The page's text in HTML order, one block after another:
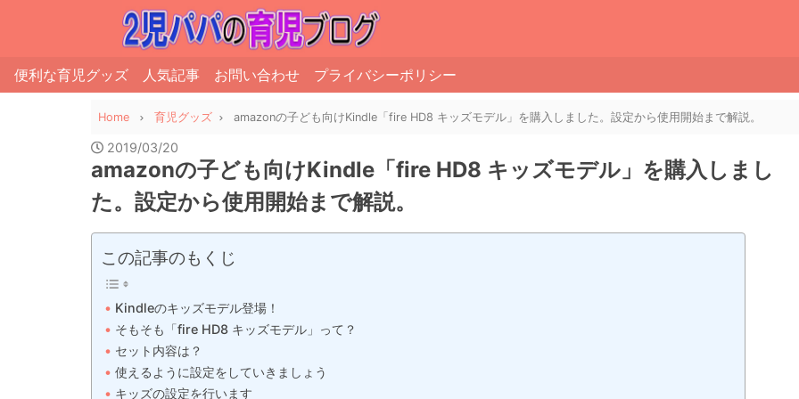
便利な育児グッズ 人気記事 お問い合わせ プライバシーポリシー
Home 育児グッズ amazonの子ども向けKindle「fire HD8 キッズモデル」を購入しました。設定から使用開始まで解説。
2019/03/20
amazonの子ども向けKindle「fire HD8 キッズモデル」を購入しまし
た。設定から使用開始まで解説。
この記事のもくじ
Kindleのキッズモデル登場！
そもそも「fire HD8 キッズモデル」って？
セット内容は？
使えるように設定をしていきましょう
キッズの設定を行います